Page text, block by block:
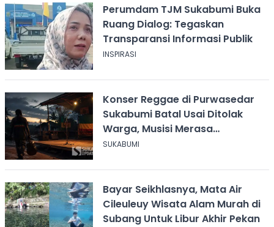
Perumdam TJM Sukabumi Buka
Ruang Dialog: Tegaskan
Transparansi Informasi Publik
INSPIRASI
Konser Reggae di Purwasedar
Sukabumi Batal Usai Ditolak
Warga, Musisi Merasa
Didiskreditkan
SUKABUMI
Bayar Seikhlasnya, Mata Air
Cileuleuy Wisata Alam Murah di
Subang Untuk Libur Akhir Pekan